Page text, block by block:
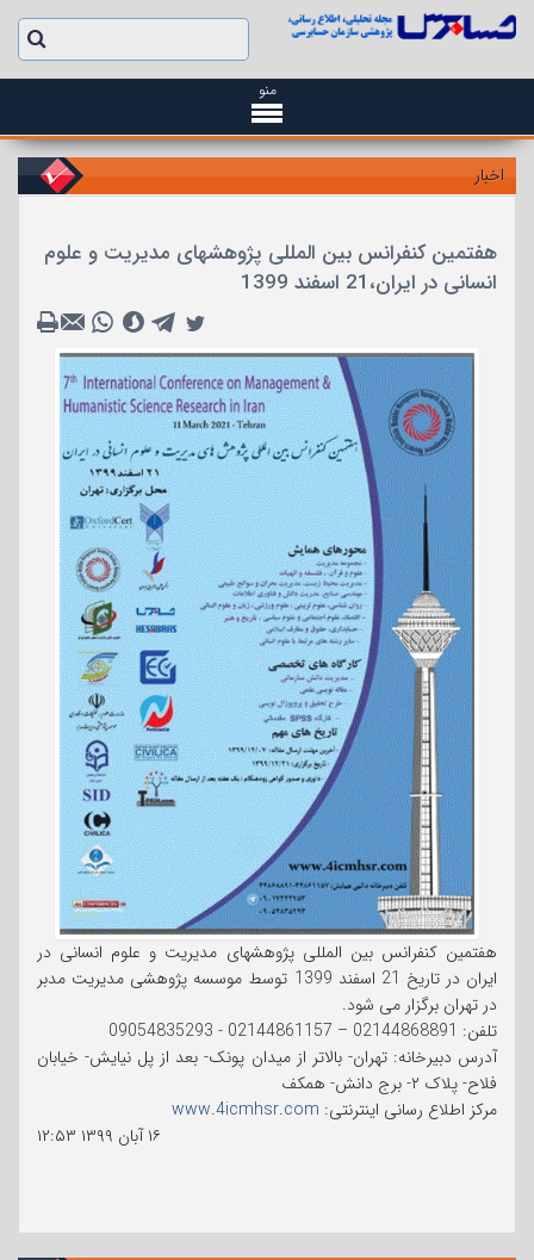
منو
اخبار
هفتمین کنفرانس بین المللی پژوهشهای مدیریت و علوم
انسانی در ایران،21 اسفند 1399
هفتمین کنفرانس بین المللی پژوهشهای مدیریت و علوم انسانی در
ایران در تاریخ 21 اسفند 1399 توسط موسسه پژوهشی مدیریت مدبر
در تهران برگزار می شود.
تلفن: 02144868891 – 02144861157 - 09054835293
آدرس دبیرخانه: تهران- بالاتر از میدان پونک- بعد از پل نیایش- خیابان
فلاح- پلاک ۲- برج دانش- همکف
مرکز اطلاع رسانی اینترنتی: www.4icmhsr.com
۱۶ آبان ۱۳۹۹
۱۲:۵۳